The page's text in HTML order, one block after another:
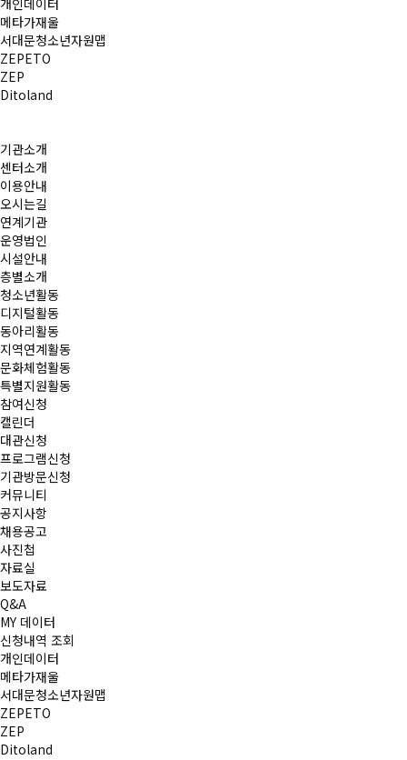
개인데이터
메타가재울
서대문청소년자원맵
ZEPETO
ZEP
Ditoland
기관소개
센터소개
이용안내
오시는길
연계기관
운영법인
시설안내
층별소개
청소년활동
디지털활동
동아리활동
지역연계활동
문화체험활동
특별지원활동
참여신청
캘린더
대관신청
프로그램신청
기관방문신청
커뮤니티
공지사항
채용공고
사진첩
자료실
보도자료
Q&A
MY 데이터
신청내역 조회
개인데이터
메타가재울
서대문청소년자원맵
ZEPETO
ZEP
Ditoland